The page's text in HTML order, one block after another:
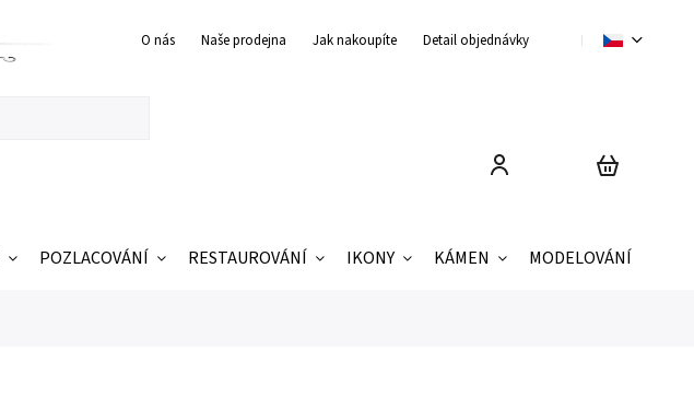
O nás Naše prodejna Jak nakoupíte Detail objednávky Obchodní podmínky
POZLACOVÁNÍ RESTAUROVÁNÍ IKONY KÁMEN MODELOVÁNÍ